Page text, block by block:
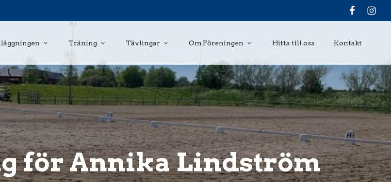
Träning Tävlingar Om Föreningen Hitta till oss Kontakt
för Annika Lindström